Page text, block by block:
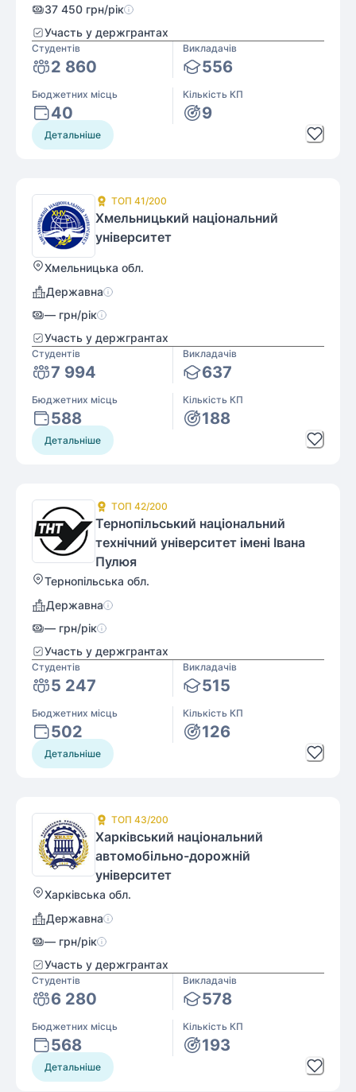
37 450 грн/рік
Участь у держгрантах
Студентів
2 860
Викладачів
556
Бюджетних місць
40
Кількість КП
9
Детальніше
ТОП 41/200
Хмельницький національний
університет
Хмельницька обл.
Державна
— грн/рік
Участь у держгрантах
Студентів
7 994
Викладачів
637
Бюджетних місць
588
Кількість КП
188
Детальніше
ТОП 42/200
Тернопільський національний
технічний університет імені Івана
Пулюя
Тернопільська обл.
Державна
— грн/рік
Участь у держгрантах
Студентів
5 247
Викладачів
515
Бюджетних місць
502
Кількість КП
126
Детальніше
ТОП 43/200
Харківський національний
автомобільно-дорожній
університет
Харківська обл.
Державна
— грн/рік
Участь у держгрантах
Студентів
6 280
Викладачів
578
Бюджетних місць
568
Кількість КП
193
Детальніше